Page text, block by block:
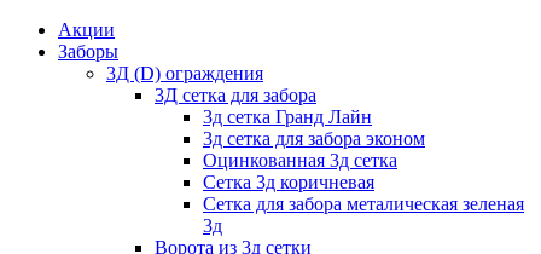
Акции
Заборы
3Д (D) ограждения
3Д сетка для забора
3д сетка Гранд Лайн
3д сетка для забора эконом
Оцинкованная 3д сетка
Сетка 3д коричневая
Сетка для забора металическая зеленая
3д
Ворота из 3д сетки